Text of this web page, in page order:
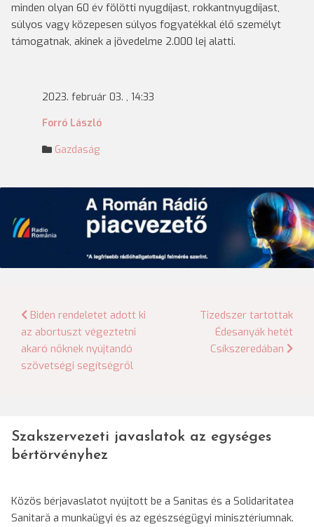
minden olyan 60 év fölötti nyugdíjast, rokkantnyugdíjast,
súlyos vagy közepesen súlyos fogyatékkal élő személyt
támogatnak, akinek a jövedelme 2.000 lej alatti.
2023. február 03. , 14:33
Forró László
Gazdaság
Bejegyzés
navigáció
Biden rendeletet adott ki
az abortuszt végeztetni
akaró nőknek nyújtandó
szövetségi segítségről
Tizedszer tartottak
Édesanyák hetét
Csíkszeredában
Szakszervezeti javaslatok az egységes
bértörvényhez
Közös bérjavaslatot nyújtott be a Sanitas és a Solidaritatea
Sanitară a munkaügyi és az egészségügyi minisztériumnak.